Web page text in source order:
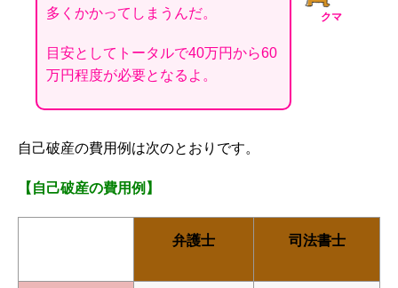
クマ
多くかかってしまうんだ。
目安としてトータルで40万円から60
万円程度が必要となるよ。
自己破産の費用例は次のとおりです。
【自己破産の費用例】
弁護士 司法書士